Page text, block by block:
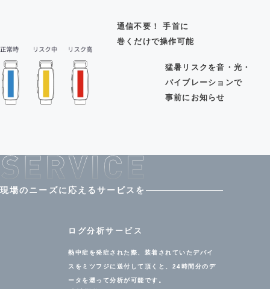
通信不要！ 手首に
巻くだけで操作可能
猛暑リスクを音・光・
バイブレーションで
事前にお知らせ
現場のニーズに応えるサービスを
ログ分析サービス
熱中症を発症された際、装着されていたデバイ
スをミツフジに送付して頂くと、24時間分のデ
ータを遡って分析が可能です。